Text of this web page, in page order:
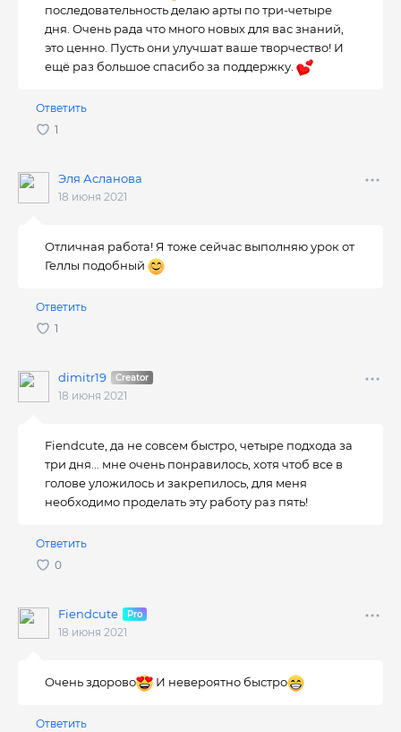
последовательность делаю арты по три-четыре
дня. Очень рада что много новых для вас знаний,
это ценно. Пусть они улучшат ваше творчество! И
ещё раз большое спасибо за поддержку.
Ответить
Эля Асланова
18 июня 2021
Отличная работа! Я тоже сейчас выполняю урок от
Геллы подобный
Ответить
dimitr19
18 июня 2021
Fiendcute, да не совсем быстро, четыре подхода за
три дня... мне очень понравилось, хотя чтоб все в
голове уложилось и закрепилось, для меня
необходимо проделать эту работу раз пять!
Ответить
Fiendcute
18 июня 2021
Очень здорово И невероятно быстро
Ответить